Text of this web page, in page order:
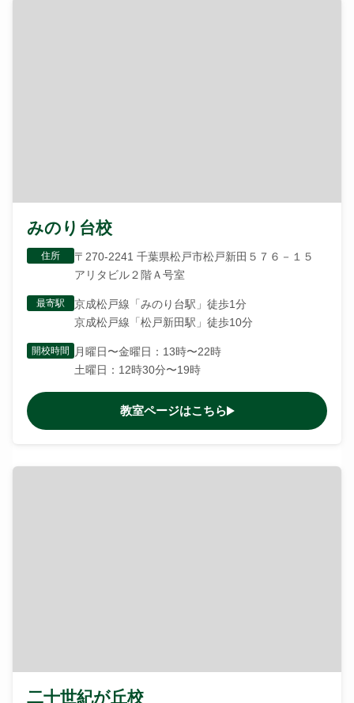
みのり台校
住所
〒270-2241 千葉県松戸市松戸新田５７６－１５
アリタビル２階Ａ号室
最寄駅
京成松戸線「みのり台駅」徒歩1分
京成松戸線「松戸新田駅」徒歩10分
開校時間
月曜日〜金曜日：13時〜22時
土曜日：12時30分〜19時
教室ページはこちら
二十世紀が丘校